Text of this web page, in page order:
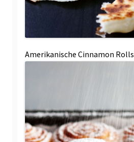
Amerikanische Cinnamon Rolls